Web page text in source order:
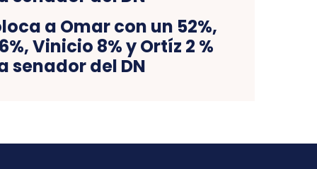
a Omar con un 52%,
Vinicio 8% y Ortíz 2 %
senador del DN